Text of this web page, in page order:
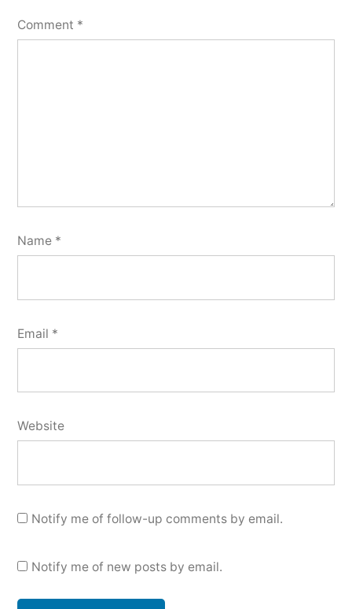
Comment *
Name *
Email *
Website
Notify me of follow-up comments by email.
Notify me of new posts by email.